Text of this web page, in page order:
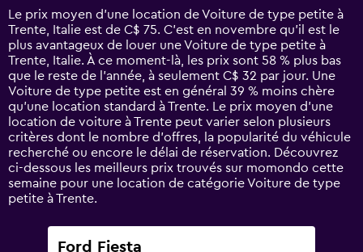
14
categories.
The
chart
has
1
Y
axis
displaying
values.
Range:
0
to
180.
Le prix moyen d’une location de Voiture de type petite à
Trente, Italie est de C$ 75. C’est en novembre qu'il est le
plus avantageux de louer une Voiture de type petite à
Trente, Italie. À ce moment-là, les prix sont 58 % plus bas
que le reste de l’année, à seulement C$ 32 par jour. Une
Voiture de type petite est en général 39 % moins chère
qu'une location standard à Trente. Le prix moyen d’une
location de voiture à Trente peut varier selon plusieurs
critères dont le nombre d’offres, la popularité du véhicule
recherché ou encore le délai de réservation. Découvrez
ci-dessous les meilleurs prix trouvés sur momondo cette
semaine pour une location de catégorie Voiture de type
petite à Trente.
Ford Fiesta